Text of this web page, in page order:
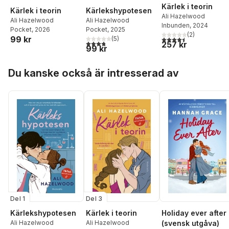
Kärlek i teorin
Ali Hazelwood
Pocket, 2026
99 kr
Kärlekshypotesen
Ali Hazelwood
Pocket, 2025
3,8utav 5 stjärnor. Totalt antal röster:
(5)
99 kr
Kärlek i teorin
Ali Hazelwood
Inbunden, 2024
4,5utav 5 stjärnor.
(2)
257 kr
Du kanske också är intresserad av
Del 1
Kärlekshypotesen
Ali Hazelwood
Del 3
Kärlek i teorin
Ali Hazelwood
Holiday ever after
(svensk utgåva)